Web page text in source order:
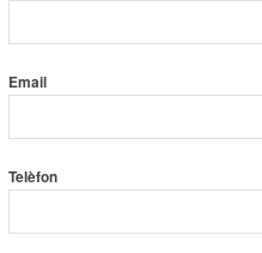
Email
Telèfon